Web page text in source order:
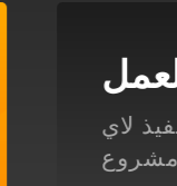
لاي
مشروع